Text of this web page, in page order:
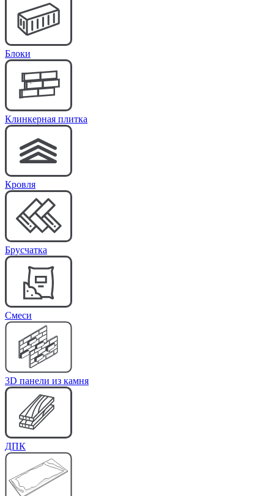
Блоки
Клинкерная плитка
Кровля
Брусчатка
Cмеси
3D панели из камня
ДПК